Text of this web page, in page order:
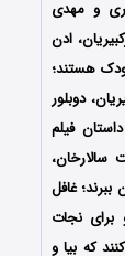
و مهدی
ادن
هستند؛
دوبلور
فیلم
غافل
برای نجات
که بیا و